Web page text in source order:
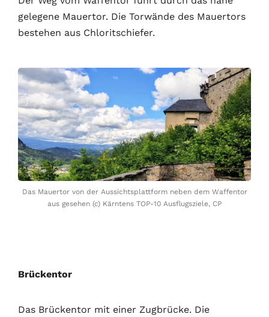
gelegene Mauertor. Die Torwände des Mauertors
bestehen aus Chloritschiefer.
Das Mauertor von der Aussichtsplattform neben dem Waffentor
aus gesehen (c) Kärntens TOP-10 Ausflugsziele, CP
Brückentor
Das Brückentor mit einer Zugbrücke. Die